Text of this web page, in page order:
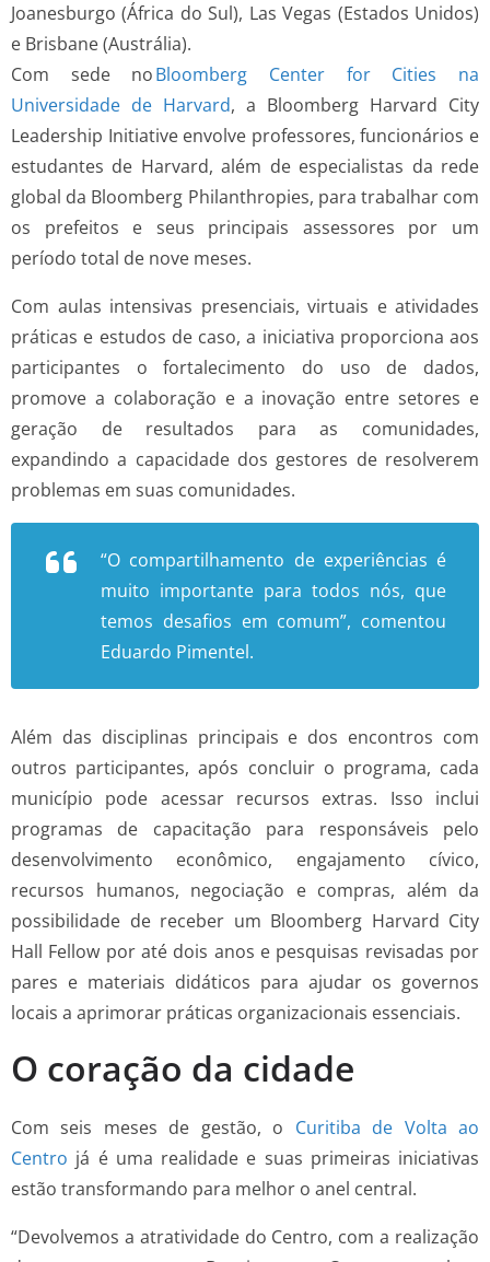
Joanesburgo (África do Sul), Las Vegas (Estados Unidos)
e Brisbane (Austrália).
Com sede noBloomberg Center for Cities na
Universidade de Harvard, a Bloomberg Harvard City
Leadership Initiative envolve professores, funcionários e
estudantes de Harvard, além de especialistas da rede
global da Bloomberg Philanthropies, para trabalhar com
os prefeitos e seus principais assessores por um
período total de nove meses.
Com aulas intensivas presenciais, virtuais e atividades
práticas e estudos de caso, a iniciativa proporciona aos
participantes o fortalecimento do uso de dados,
promove a colaboração e a inovação entre setores e
geração de resultados para as comunidades,
expandindo a capacidade dos gestores de resolverem
problemas em suas comunidades.
“O compartilhamento de experiências é
muito importante para todos nós, que
temos desafios em comum”, comentou
Eduardo Pimentel.
Além das disciplinas principais e dos encontros com
outros participantes, após concluir o programa, cada
município pode acessar recursos extras. Isso inclui
programas de capacitação para responsáveis pelo
desenvolvimento econômico, engajamento cívico,
recursos humanos, negociação e compras, além da
possibilidade de receber um Bloomberg Harvard City
Hall Fellow por até dois anos e pesquisas revisadas por
pares e materiais didáticos para ajudar os governos
locais a aprimorar práticas organizacionais essenciais.
O coração da cidade
Com seis meses de gestão, o Curitiba de Volta ao
Centro já é uma realidade e suas primeiras iniciativas
estão transformando para melhor o anel central.
“Devolvemos a atratividade do Centro, com a realização